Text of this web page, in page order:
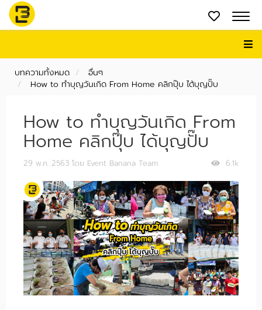
บทความทั้งหมด
อื่นๆ
How to ทำบุญวันเกิด From Home คลิกปุ๊บ ได้บุญปั๊บ
How to ทำบุญวันเกิด From
Home คลิกปุ๊บ ได้บุญปั๊บ
6.1k
29 พ.ค. 2563 โดย Event Banana Team